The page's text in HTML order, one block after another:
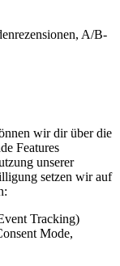
A/B-
wir dir über die
Features
unserer
setzen wir auf
Tracking)
Mode,